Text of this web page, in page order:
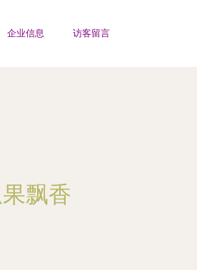
企业信息 访客留言
飘香